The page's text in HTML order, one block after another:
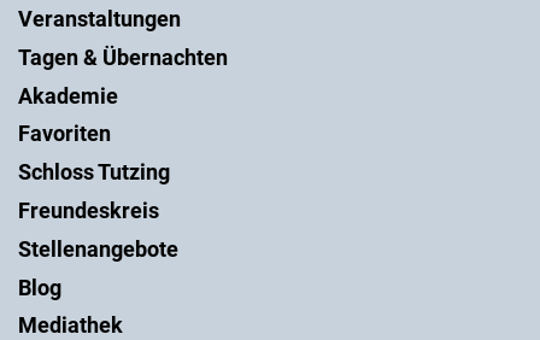
Veranstaltungen
Tagen & Übernachten
Akademie
Favoriten
Schloss Tutzing
Freundeskreis
Stellenangebote
Blog
Mediathek